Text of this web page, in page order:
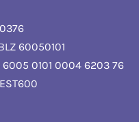
60050101
6005 0101 0004 6203 76